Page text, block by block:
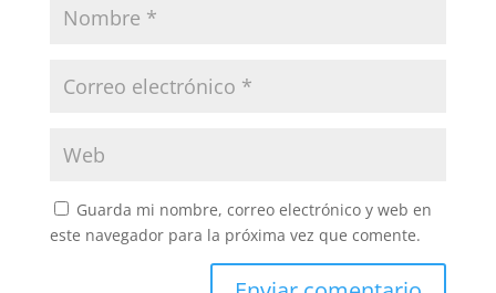
Guarda mi nombre, correo electrónico y web en
este navegador para la próxima vez que comente.